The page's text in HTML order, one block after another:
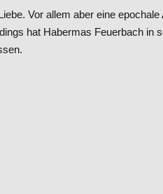
Vor allem aber eine epochale
hat Habermas Feuerbach in